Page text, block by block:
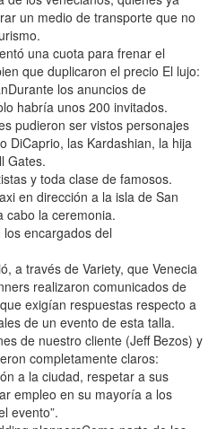
un medio de transporte que no
una cuota para frenar el
que duplicaron el precio El lujo:
los anuncios de
habría unos 200 invitados.
pudieron ser vistos personajes
DiCaprio, las Kardashian, la hija
Gates.
y toda clase de famosos.
en dirección a la isla de San
cabo la ceremonia.
encargados del
a través de Variety, que Venecia
realizaron comunicados de
exigían respuestas respecto a
de un evento de esta talla.
de nuestro cliente (Jeff Bezos) y
completamente claros:
a la ciudad, respetar a sus
empleo en su mayoría a los
evento”.